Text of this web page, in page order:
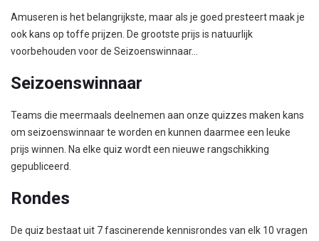
Amuseren is het belangrijkste, maar als je goed presteert maak je
ook kans op toffe prijzen. De grootste prijs is natuurlijk
voorbehouden voor de Seizoenswinnaar...
Seizoenswinnaar
Teams die meermaals deelnemen aan onze quizzes maken kans
om seizoenswinnaar te worden en kunnen daarmee een leuke
prijs winnen. Na elke quiz wordt een nieuwe rangschikking
gepubliceerd.
Rondes
De quiz bestaat uit 7 fascinerende kennisrondes van elk 10 vragen